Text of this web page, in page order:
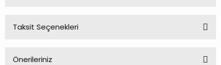
Taksit Seçenekleri
Önerileriniz